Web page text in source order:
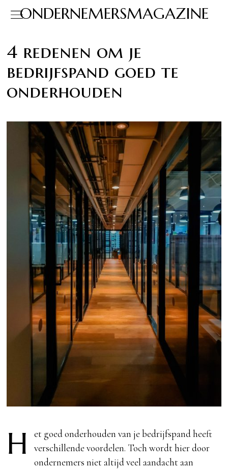
ONDERNEMERSMAGAZINE
4 redenen om je
bedrijfspand goed te
onderhouden
H
et goed onderhouden van je bedrijfspand heeft
verschillende voordelen. Toch wordt hier door
ondernemers niet altijd veel aandacht aan